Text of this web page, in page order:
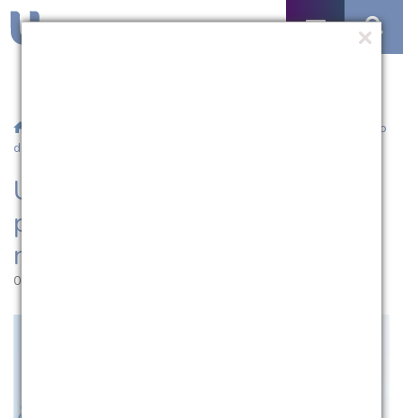
/ UCPel amplia número de parcelas para pagamento
de mestrados e doutorados
UCPel amplia número de
parcelas para pagamento de
mestrados e doutorados
06.07.2016 | 14:49